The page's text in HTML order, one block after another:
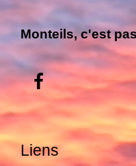
Monteils, c'est
Liens